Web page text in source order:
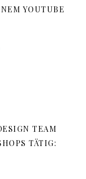
YOUTUBE
TEAM
TÄTIG: